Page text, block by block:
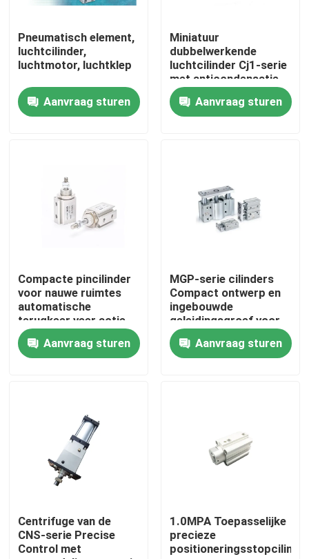
Producten
Fabrieksreis
Kwaliteitscontrole
kantoorprinter
Koelschroeftransmissiecomponent
Pneumatisch element,
luchtcilinder,
luchtmotor, luchtklep
Aanvraag sturen
Miniatuur
dubbelwerkende
luchtcilinder Cj1-serie
met anticondensatie-
functie
Aanvraag sturen
Compacte pincilinder
voor nauwe ruimtes
automatische
terugkeer veer actie
werkdruk 0,05-1.0
Aanvraag sturen
MGP-serie cilinders
Compact ontwerp en
ingebouwde
geleidingsgroef voor
industriële
automatisering
Aanvraag sturen
Centrifuge van de
CNS-serie Precise
Control met
1.0MPA Toepasselijke
precieze